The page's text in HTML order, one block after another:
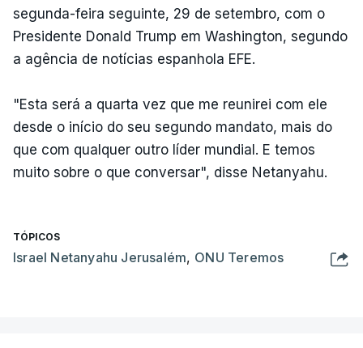
segunda-feira seguinte, 29 de setembro, com o
Presidente Donald Trump em Washington, segundo
a agência de notícias espanhola EFE.
"Esta será a quarta vez que me reunirei com ele
desde o início do seu segundo mandato, mais do
que com qualquer outro líder mundial. E temos
muito sobre o que conversar", disse Netanyahu.
TÓPICOS
Israel Netanyahu Jerusalém, ONU Teremos